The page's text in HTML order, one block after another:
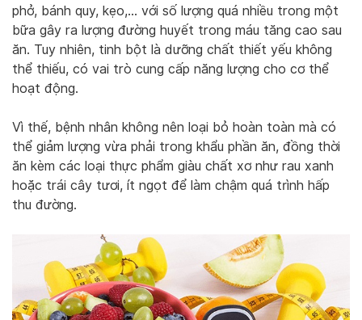
phở, bánh quy, kẹo,… với số lượng quá nhiều trong một
bữa gây ra lượng đường huyết trong máu tăng cao sau
ăn. Tuy nhiên, tinh bột là dưỡng chất thiết yếu không
thể thiếu, có vai trò cung cấp năng lượng cho cơ thể
hoạt động.
Vì thế, bệnh nhân không nên loại bỏ hoàn toàn mà có
thể giảm lượng vừa phải trong khẩu phần ăn, đồng thời
ăn kèm các loại thực phẩm giàu chất xơ như rau xanh
hoặc trái cây tươi, ít ngọt để làm chậm quá trình hấp
thu đường.